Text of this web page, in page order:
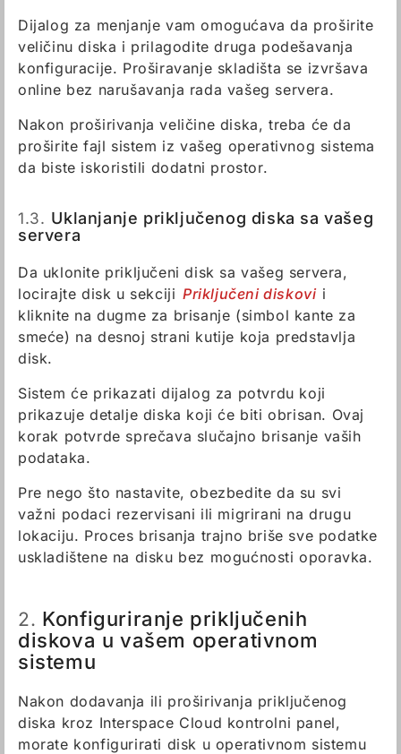
Dijalog za menjanje vam omogućava da proširite
veličinu diska i prilagodite druga podešavanja
konfiguracije. Proširavanje skladišta se izvršava
online bez narušavanja rada vašeg servera.
Nakon proširivanja veličine diska, treba će da
proširite fajl sistem iz vašeg operativnog sistema
da biste iskoristili dodatni prostor.
1.3. Uklanjanje priključenog diska sa vašeg
servera
Da uklonite priključeni disk sa vašeg servera,
locirajte disk u sekciji Priključeni diskovi i
kliknite na dugme za brisanje (simbol kante za
smeće) na desnoj strani kutije koja predstavlja
disk.
Sistem će prikazati dijalog za potvrdu koji
prikazuje detalje diska koji će biti obrisan. Ovaj
korak potvrde sprečava slučajno brisanje vaših
podataka.
Pre nego što nastavite, obezbedite da su svi
važni podaci rezervisani ili migrirani na drugu
lokaciju. Proces brisanja trajno briše sve podatke
uskladištene na disku bez mogućnosti oporavka.
2. Konfiguriranje priključenih
diskova u vašem operativnom
sistemu
Nakon dodavanja ili proširivanja priključenog
diska kroz Interspace Cloud kontrolni panel,
morate konfigurirati disk u operativnom sistemu